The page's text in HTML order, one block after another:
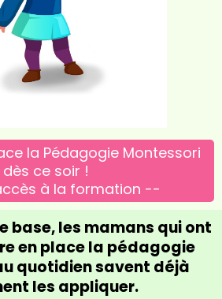
la Pédagogie Montessori
dès ce soir !
à la formation --
base, les mamans qui ont
en place la pédagogie
quotidien savent déjà
les appliquer.